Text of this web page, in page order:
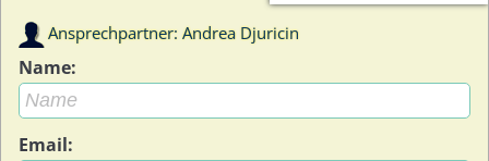
Ansprechpartner: Andrea Djuricin
Name:
Email: